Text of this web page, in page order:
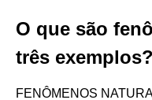
O que são
três exemplos?
FENÔMENOS